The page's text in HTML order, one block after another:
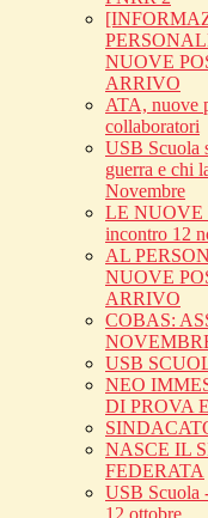
NUOVE
ARRIVO
ATA, nuove
collaboratori
USB Scuola
guerra e chi
Novembre
LE NUOVE
incontro 12
AL
NUOVE
ARRIVO
COBAS:
USB
NEO
DI PROVA
NASCE IL
FEDERATA
USB Scuola